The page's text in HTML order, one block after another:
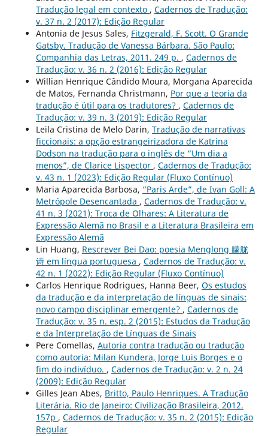
Tradução legal em contexto , Cadernos de Tradução:
v. 37 n. 2 (2017): Edição Regular
Antonia de Jesus Sales, Fitzgerald, F. Scott. O Grande
Gatsby. Tradução de Vanessa Bárbara. São Paulo:
Companhia das Letras, 2011. 249 p. , Cadernos de
Tradução: v. 36 n. 2 (2016): Edição Regular
Willian Henrique Cândido Moura, Morgana Aparecida
de Matos, Fernanda Christmann, Por que a teoria da
tradução é útil para os tradutores? , Cadernos de
Tradução: v. 39 n. 3 (2019): Edição Regular
Leila Cristina de Melo Darin, Tradução de narrativas
ficcionais: a opção estrangeirizadora de Katrina
Dodson na tradução para o inglês de “Um dia a
menos”, de Clarice Lispector , Cadernos de Tradução:
v. 43 n. 1 (2023): Edição Regular (Fluxo Contínuo)
Maria Aparecida Barbosa, “Paris Arde”, de Ivan Goll: A
Metrópole Desencantada , Cadernos de Tradução: v.
41 n. 3 (2021): Troca de Olhares: A Literatura de
Expressão Alemã no Brasil e a Literatura Brasileira em
Expressão Alemã
Lin Huang, Rescrever Bei Dao: poesia Menglong 朦胧
诗 em língua portuguesa , Cadernos de Tradução: v.
42 n. 1 (2022): Edição Regular (Fluxo Contínuo)
Carlos Henrique Rodrigues, Hanna Beer, Os estudos
da tradução e da interpretação de línguas de sinais:
novo campo disciplinar emergente? , Cadernos de
Tradução: v. 35 n. esp. 2 (2015): Estudos da Tradução
e da Interpretação de Línguas de Sinais
Pere Comellas, Autoria contra tradução ou tradução
como autoria: Milan Kundera, Jorge Luis Borges e o
fim do indivíduo. , Cadernos de Tradução: v. 2 n. 24
(2009): Edição Regular
Gilles Jean Abes, Britto, Paulo Henriques. A Tradução
Literária. Rio de Janeiro: Civilização Brasileira, 2012.
157p , Cadernos de Tradução: v. 35 n. 2 (2015): Edição
Regular